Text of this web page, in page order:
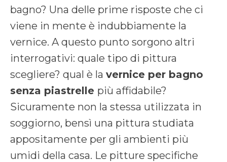
bagno? Una delle prime risposte che ci
viene in mente è indubbiamente la
vernice. A questo punto sorgono altri
interrogativi: quale tipo di pittura
scegliere? qual è la vernice per bagno
senza piastrelle più affidabile?
Sicuramente non la stessa utilizzata in
soggiorno, bensì una pittura studiata
appositamente per gli ambienti più
umidi della casa. Le pitture specifiche